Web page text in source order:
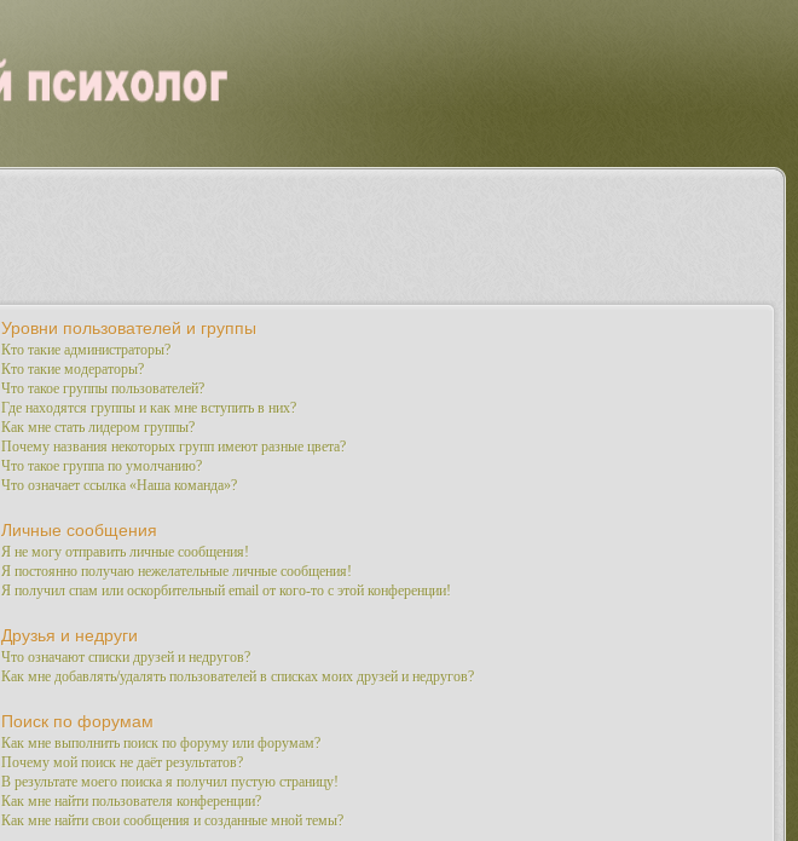
Уровни пользователей и группы
Кто такие администраторы?
Кто такие модераторы?
Что такое группы пользователей?
Где находятся группы и как мне вступить в них?
Как мне стать лидером группы?
Почему названия некоторых групп имеют разные цвета?
Что такое группа по умолчанию?
Что означает ссылка «Наша команда»?
Личные сообщения
Я не могу отправить личные сообщения!
Я постоянно получаю нежелательные личные сообщения!
Я получил спам или оскорбительный email от кого-то с этой конференции!
Друзья и недруги
Что означают списки друзей и недругов?
Как мне добавлять/удалять пользователей в списках моих друзей и недругов?
Поиск по форумам
Как мне выполнить поиск по форуму или форумам?
Почему мой поиск не даёт результатов?
В результате моего поиска я получил пустую страницу!
Как мне найти пользователя конференции?
Как мне найти свои сообщения и созданные мной темы?